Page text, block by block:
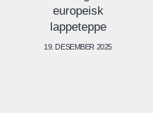
europeisk
lappeteppe
19. DESEMBER 2025